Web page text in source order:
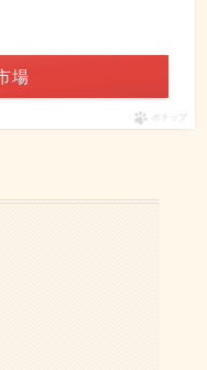
場
ポチップ